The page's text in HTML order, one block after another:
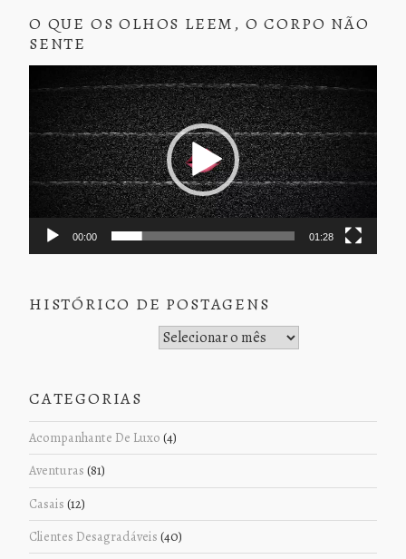
O QUE OS OLHOS LEEM, O CORPO NÃO
SENTE
de
vídeo
00:00 01:28
HISTÓRICO DE POSTAGENS
CATEGORIAS
Acompanhante De Luxo (4)
Aventuras (81)
Casais (12)
Clientes Desagradáveis (40)